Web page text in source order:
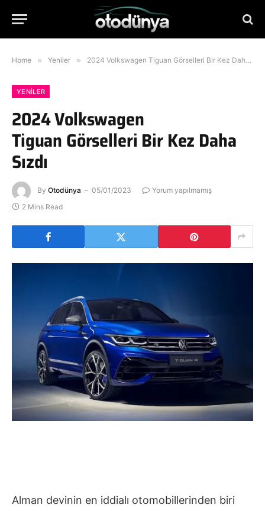
Home » Yeniler » 2024 Volkswagen Tiguan Görselleri Bir Kez Daha Sızdı
YENILER
2024 Volkswagen
Tiguan Görselleri Bir Kez Daha
Sızdı
By Otodünya 05/01/2023
Yorum yapılmamış
2 Mins Read
Alman devinin en iddialı otomobillerinden biri